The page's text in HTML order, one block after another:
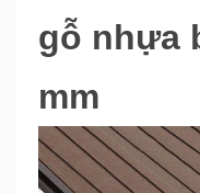
gỗ nhựa
mm